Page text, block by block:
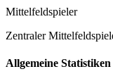
Mittelfeldspieler
Zentraler
Allgemeine Statistiken